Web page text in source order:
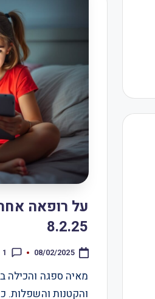
על רופאה
8.2.25
08/02/2025
1
מאיה ספגה והכילה
והקטנות והשפלות.